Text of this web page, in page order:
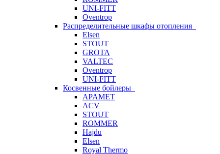
UNI-FITT
Oventrop
Распределительные шкафы отопления
Elsen
STOUT
GROTA
VALTEC
Oventrop
UNI-FITT
Косвенные бойлеры
APAMET
ACV
STOUT
ROMMER
Hajdu
Elsen
Royal Thermo